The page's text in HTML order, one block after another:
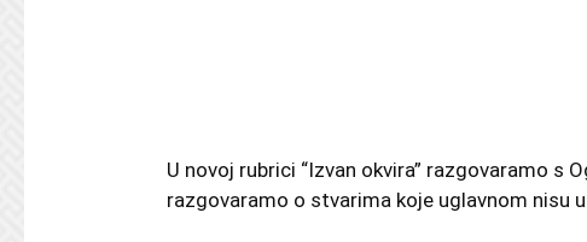
U novoj rubrici “Izvan okvira” razgovaramo s
razgovaramo o stvarima koje uglavnom nisu